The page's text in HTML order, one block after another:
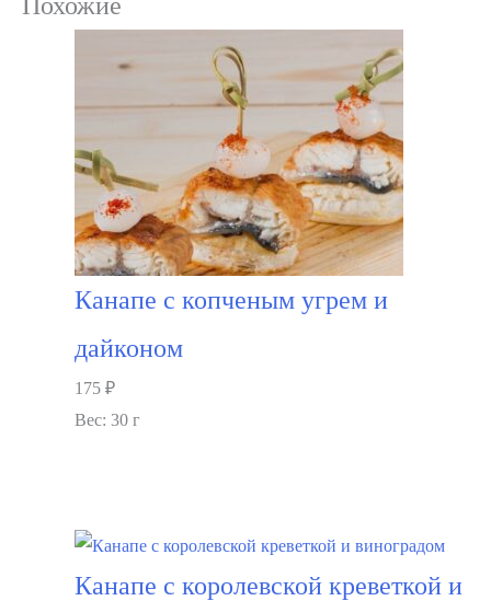
Канапе с копченым угрем и
дайконом
175 ₽
Вес: 30 г
Канапе с королевской креветкой и